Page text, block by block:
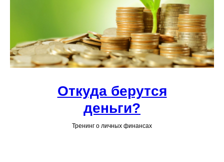
Откуда берутся
деньги?
Тренинг о личных финансах